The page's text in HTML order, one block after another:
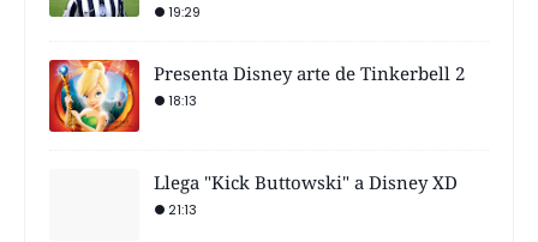
19:29
Presenta Disney arte de Tinkerbell 2
18:13
Llega "Kick Buttowski" a Disney XD
21:13